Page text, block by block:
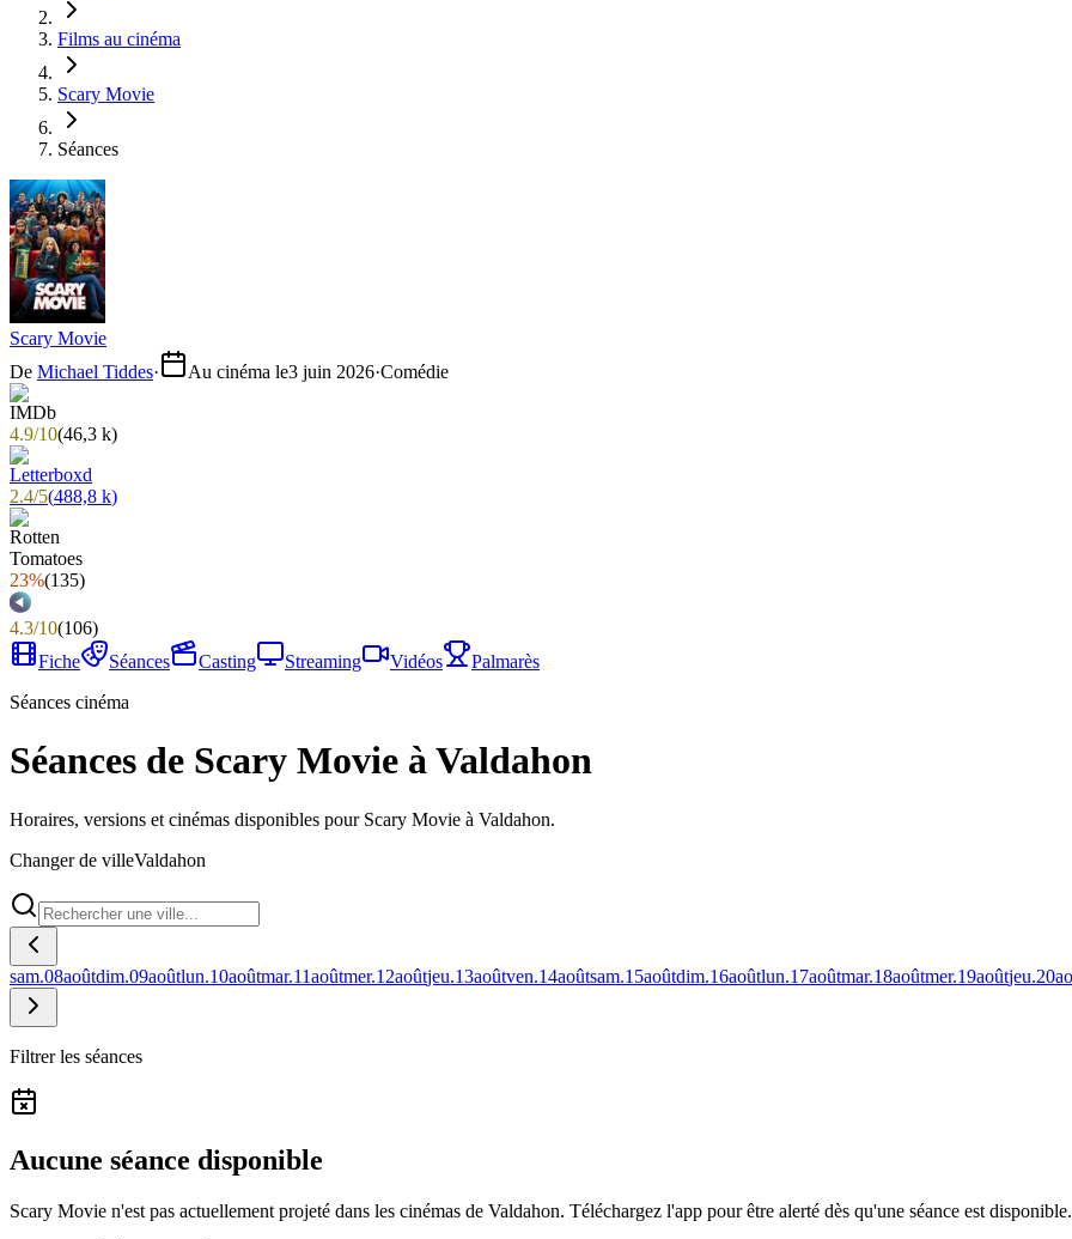
Films au cinéma
Scary Movie
Séances
Scary Movie
De Michael Tiddes· Au cinéma le3 juin 2026·Comédie
4.9/10(46,3 k)
2.4/5(488,8 k)
23%(135)
4.3/10(106)
Fiche
Séances Casting Streaming Vidéos
Palmarès
Séances cinéma
Séances de Scary Movie à Valdahon
Horaires, versions et cinémas disponibles pour Scary Movie à Valdahon.
Changer de villeValdahon
sam.08aoûtdim.09aoûtlun.10aoûtmar.11aoûtmer.12aoûtjeu.13aoûtven.14aoûtsam.15aoûtdim.16aoûtlun.17aoûtmar.18aoûtmer.19aoûtjeu.20
Filtrer les séances
Aucune séance disponible
Scary Movie n'est pas actuellement projeté dans les cinémas de Valdahon. Téléchargez l'app pour être alerté dès qu'une séance est disponible.